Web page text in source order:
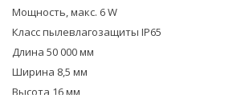
Мощность, макс. 6 W
Класс пылевлагозащиты IP65
Длина 50 000 мм
Ширина 8,5 мм
Высота 16 мм